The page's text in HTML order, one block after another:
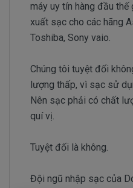
máy uy tín hàng đầu
xuất sạc cho các hãng
Toshiba, Sony vaio.
Chúng tôi tuyệt đối
lượng thấp, vì sạc sử
Nên sạc phải có chất
quí vị.
Tuyệt đối là không.
Đội ngũ nhập sạc của